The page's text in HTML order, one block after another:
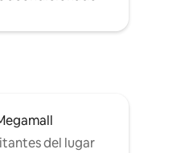
(de 18:00 a 00:00
del lugar